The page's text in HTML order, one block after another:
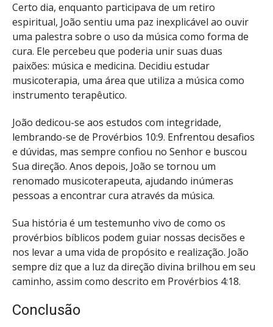
Certo dia, enquanto participava de um retiro
espiritual, João sentiu uma paz inexplicável ao ouvir
uma palestra sobre o uso da música como forma de
cura. Ele percebeu que poderia unir suas duas
paixões: música e medicina. Decidiu estudar
musicoterapia, uma área que utiliza a música como
instrumento terapêutico.
João dedicou-se aos estudos com integridade,
lembrando-se de Provérbios 10:9. Enfrentou desafios
e dúvidas, mas sempre confiou no Senhor e buscou
Sua direção. Anos depois, João se tornou um
renomado musicoterapeuta, ajudando inúmeras
pessoas a encontrar cura através da música.
Sua história é um testemunho vivo de como os
provérbios bíblicos podem guiar nossas decisões e
nos levar a uma vida de propósito e realização. João
sempre diz que a luz da direção divina brilhou em seu
caminho, assim como descrito em Provérbios 4:18.
Conclusão